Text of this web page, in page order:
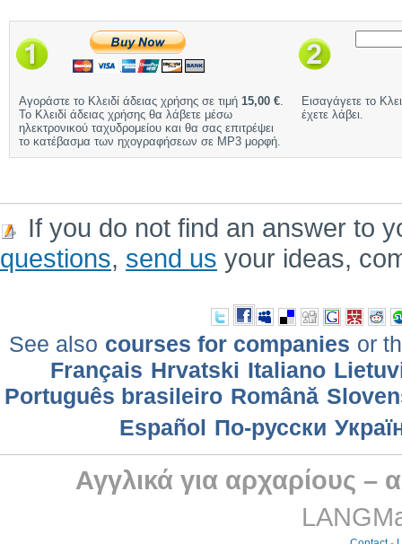
Αγοράστε το Κλειδί άδειας χρήσης σε τιμή 15,00 €.
Το Κλειδί άδειας χρήσης θα λάβετε μέσω
ηλεκτρονικού ταχυδρομείου και θα σας επιτρέψει
το κατέβασμα των ηχογραφήσεων σε MP3 μορφή.
Εισαγάγετε το
έχετε λάβει.
If you do not find an answer to
questions, send us your ideas,
See also courses for companies or
Français Hrvatski Italiano
Português brasileiro Română
Еspañol По-русски
Αγγλικά για αρχαρίους –